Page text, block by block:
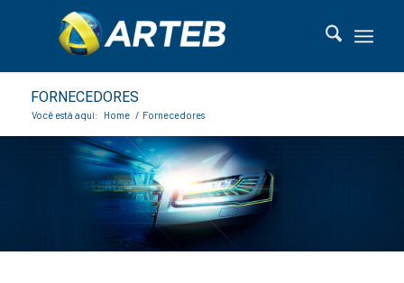
FORNECEDORES
Você está aqui: Home / Fornecedores